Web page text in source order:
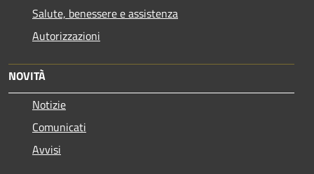
Salute, benessere e assistenza
Autorizzazioni
NOVITÀ
Notizie
Comunicati
Avvisi